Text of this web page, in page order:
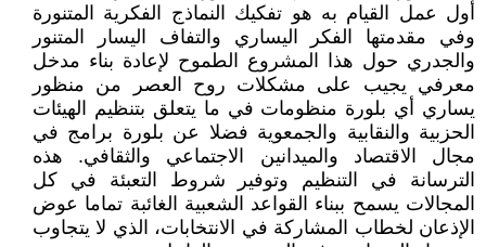
أول عمل القيام به هو تفكيك النماذج الفكرية المتنورة
وفي مقدمتها الفكر اليساري والتفاف اليسار المتنور
والجدري حول هذا المشروع الطموح لإعادة بناء مدخل
معرفي يجيب على مشكلات روح العصر من منظور
يساري أي بلورة منظومات في ما يتعلق بتنظيم الهيئات
الحزبية والنقابية والجمعوية فضلا عن بلورة برامج في
مجال الاقتصاد والميدانين الاجتماعي والثقافي. هذه
الترسانة في التنظيم وتوفير شروط التعبئة في كل
المجالات يسمح ببناء القواعد الشعبية الغائبة تماما عوض
الإذعان لخطاب المشاركة في الانتخابات، الذي لا يتجاوب